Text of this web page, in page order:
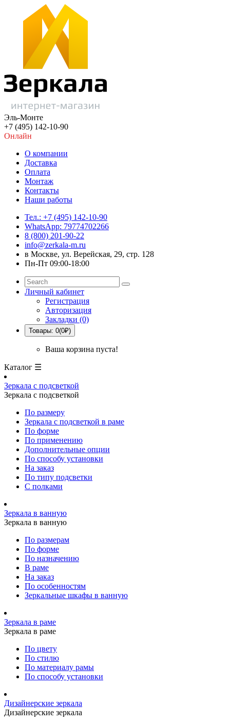
Эль-Монте
+7 (495) 142-10-90
Онлайн
О компании
Доставка
Оплата
Монтаж
Контакты
Наши работы
Тел.: +7 (495) 142-10-90
WhatsApp: 79774702266
8 (800) 201-90-22
info@zerkala-m.ru
в Москве, ул. Верейская, 29, стр. 128
Пн-Пт 09:00-18:00
Личный кабинет
Регистрация
Авторизация
Закладки (0)
Товары: 0(0₽)
Ваша корзина пуста!
Каталог ☰
Зеркала с подсветкой
Зеркала с подсветкой
По размеру
Зеркала с подсветкой в раме
По форме
По применению
Дополнительные опции
По способу установки
На заказ
По типу подсветки
С полками
Зеркала в ванную
Зеркала в ванную
По размерам
По форме
По назначению
В раме
На заказ
По особенностям
Зеркальные шкафы в ванную
Зеркала в раме
Зеркала в раме
По цвету
По стилю
По материалу рамы
По способу установки
Дизайнерские зеркала
Дизайнерские зеркала